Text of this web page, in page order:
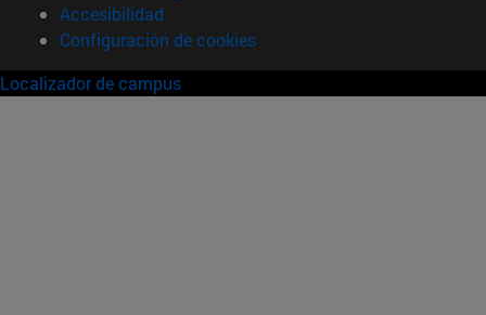
Accesibilidad
Configuración de cookies
Localizador de campus